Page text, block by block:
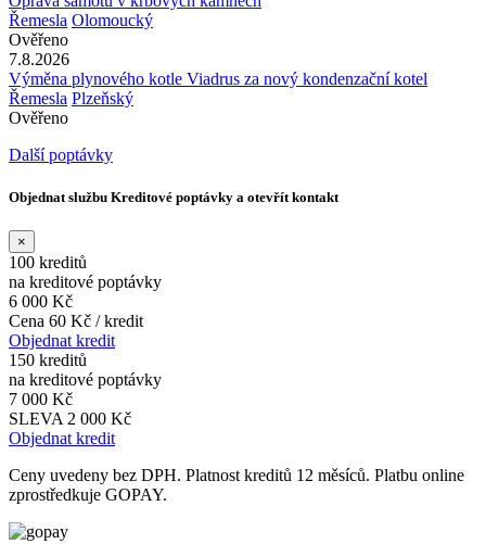
Řemesla Olomoucký
Ověřeno
7.8.2026
Výměna plynového kotle Viadrus za nový kondenzační kotel
Řemesla Plzeňský
Ověřeno
Další poptávky
Objednat službu Kreditové poptávky a otevřít kontakt
×
100 kreditů
na kreditové poptávky
6 000 Kč
Cena 60 Kč / kredit
Objednat kredit
150 kreditů
na kreditové poptávky
7 000 Kč
SLEVA 2 000 Kč
Objednat kredit
Ceny uvedeny bez DPH. Platnost kreditů 12 měsíců. Platbu online
zprostředkuje GOPAY.